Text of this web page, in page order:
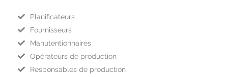
Planificateurs
Fournisseurs
Manutentionnaires
Opérateurs de production
Responsables de production